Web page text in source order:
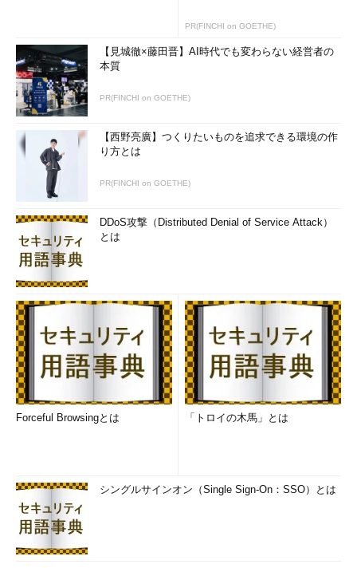
PR(FINCHI on GOETHE)
【見城徹×藤田晋】AI時代でも変わらない経営者の
本質
PR(FINCHI on GOETHE)
【西野亮廣】つくりたいものを追求できる環境の作
り方とは
PR(FINCHI on GOETHE)
DDoS攻撃（Distributed Denial of Service Attack）
とは
Forceful Browsingとは 「トロイの木馬」とは
シングルサインオン（Single Sign-On：SSO）とは